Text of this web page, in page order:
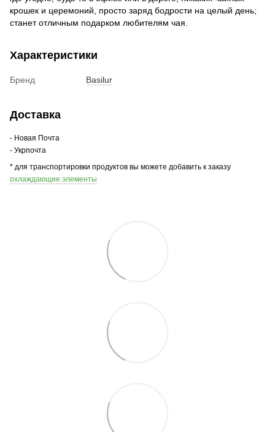
крошек и церемоний, просто заряд бодрости на целый день;
станет отличным подарком любителям чая.
Характеристики
Бренд Basilur
Доставка
- Новая Почта
- Укрпочта
* для транспортировки продуктов вы можете добавить к заказу
охлаждающие элементы